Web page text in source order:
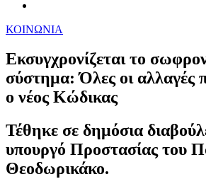
ΚΟΙΝΩΝΙΑ
Εκσυγχρονίζεται το
σύστημα: Όλες οι αλλαγές
ο νέος Κώδικας
Τέθηκε σε δημόσια
υπουργό Προστασίας του
Θεοδωρικάκο.